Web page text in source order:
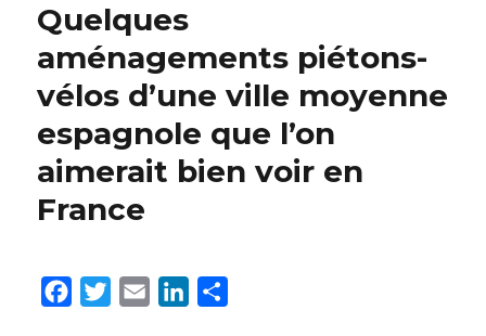
Quelques
aménagements piétons-
vélos d’une ville moyenne
espagnole que l’on
aimerait bien voir en
France
T